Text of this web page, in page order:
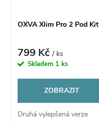
OXVA Xlim Pro 2 Pod Kit
799 Kč/ ks
Skladem 1 ks
ZOBRAZIT
Druhá vylepšená verze